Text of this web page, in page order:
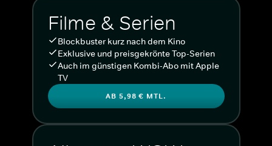
Fuchs.
Cast: Taylour Paige ("Ballers"-Staffel 1), Jovan Adepo, Chris Chalk
("Perry Mason"), James Remar ("Sex and the City"), Stephen
Rider, Madeleine Stowe, Rudy Mancuso und Bill Skarsgård ("ES").
Filme & Serien
Blockbuster kurz nach dem Kino
Exklusive und preisgekrönte Top-Serien
Auch im günstigen Kombi-Abo mit Apple
TV
AB 5,98 € MTL.